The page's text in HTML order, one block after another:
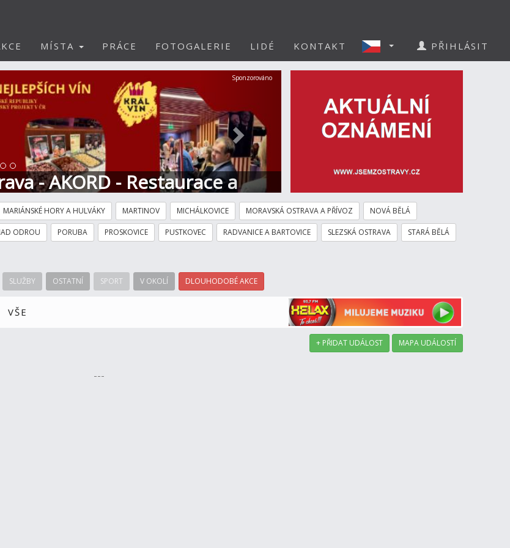
MÍSTA PRÁCE FOTOGALERIE LIDÉ KONTAKT PŘIHLÁSIT
- AKORD - Restaurace a
Další
Sponzorováno
MARIÁNSKÉ HORY A HULVÁKY MARTINOV MICHÁLKOVICE MORAVSKÁ OSTRAVA A PŘÍVOZ NOVÁ BĚLÁ
ODROU PORUBA PROSKOVICE PUSTKOVEC RADVANICE A BARTOVICE SLEZSKÁ OSTRAVA STARÁ BĚLÁ
SLUŽBY OSTATNÍ SPORT V OKOLÍ DLOUHODOBÉ AKCE
VŠE
+ PŘIDAT UDÁLOST MAPA UDÁLOSTÍ
---